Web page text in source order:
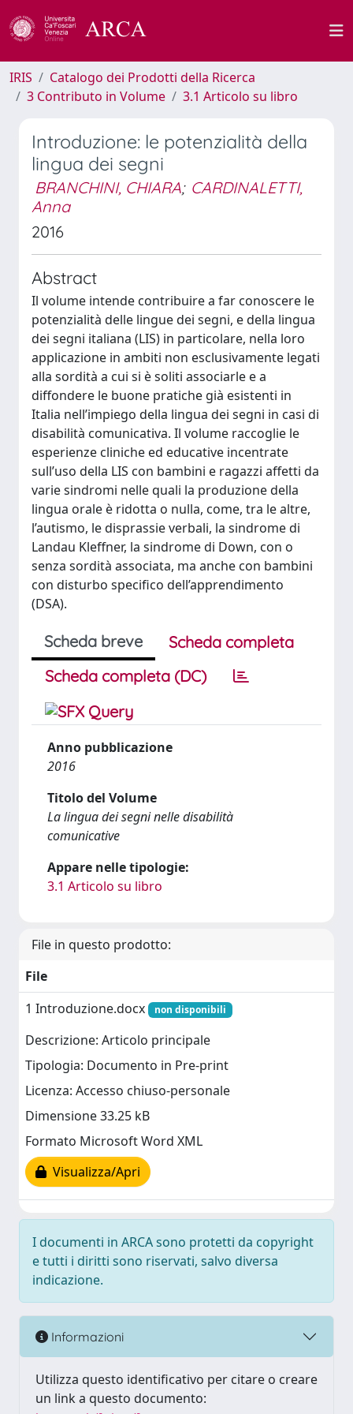
IRIS
Catalogo dei Prodotti della Ricerca
3 Contributo in Volume
3.1 Articolo su libro
Introduzione: le potenzialità della
lingua dei segni
BRANCHINI, CHIARA; CARDINALETTI,
Anna
2016
Abstract
Il volume intende contribuire a far conoscere le
potenzialità delle lingue dei segni, e della lingua
dei segni italiana (LIS) in particolare, nella loro
applicazione in ambiti non esclusivamente legati
alla sordità a cui si è soliti associarle e a
diffondere le buone pratiche già esistenti in
Italia nell’impiego della lingua dei segni in casi di
disabilità comunicativa. Il volume raccoglie le
esperienze cliniche ed educative incentrate
sull’uso della LIS con bambini e ragazzi affetti da
varie sindromi nelle quali la produzione della
lingua orale è ridotta o nulla, come, tra le altre,
l’autismo, le disprassie verbali, la sindrome di
Landau Kleffner, la sindrome di Down, con o
senza sordità associata, ma anche con bambini
con disturbo specifico dell’apprendimento
(DSA).
Scheda breve
Scheda completa
Scheda completa (DC)
Anno pubblicazione
2016
Titolo del Volume
La lingua dei segni nelle disabilità
comunicative
Appare nelle tipologie:
3.1 Articolo su libro
File in questo prodotto:
File
1 Introduzione.docx
non disponibili
Descrizione: Articolo principale
Tipologia: Documento in Pre-print
Licenza: Accesso chiuso-personale
Dimensione 33.25 kB
Formato Microsoft Word XML
Visualizza/Apri
I documenti in ARCA sono protetti da copyright
e tutti i diritti sono riservati, salvo diversa
indicazione.
Informazioni
Utilizza questo identificativo per citare o creare
un link a questo documento: